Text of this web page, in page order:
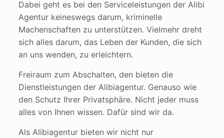
Dabei geht es bei den Serviceleistungen der Alibi
Agentur keineswegs darum, kriminelle
Machenschaften zu unterstützen. Vielmehr dreht
sich alles darum, das Leben der Kunden, die sich
an uns wenden, zu erleichtern.
Freiraum zum Abschalten, den bieten die
Dienstleistungen der Alibiagentur. Genauso wie
den Schutz Ihrer Privatsphäre. Nicht jeder muss
alles von Ihnen wissen. Dafür sind wir da.
Als Alibiagentur bieten wir nicht nur